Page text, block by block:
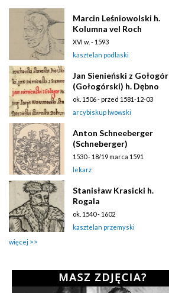
Marcin Leśniowolski h.
Kolumna vel Roch
XVI w. - 1593
kasztelan podlaski
Jan Sienieński z Gołogór
(Gołogórski) h. Dębno
ok. 1506 - przed 1581-12-03
arcybiskup lwowski
Anton Schneeberger
(Schneberger)
1530 - 18/19 marca 1591
lekarz
Stanisław Krasicki h.
Rogala
ok. 1540 - 1602
kasztelan przemyski
więcej